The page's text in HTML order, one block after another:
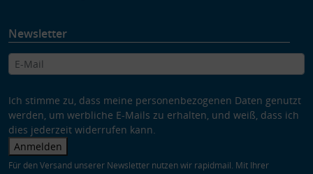
Newsletter
Ich stimme zu, dass meine personenbezogenen Daten genutzt
werden, um werbliche E-Mails zu erhalten, und weiß, dass ich
dies jederzeit widerrufen kann.
Anmelden
Für den Versand unserer Newsletter nutzen wir rapidmail. Mit Ihrer